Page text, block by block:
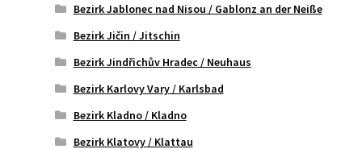
Bezirk Jablonec nad Nisou / Gablonz an der Neiße
Bezirk Jičin / Jitschin
Bezirk Jindřichův Hradec / Neuhaus
Bezirk Karlovy Vary / Karlsbad
Bezirk Kladno / Kladno
Bezirk Klatovy / Klattau